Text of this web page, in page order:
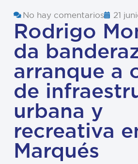
No hay comentarios 21
Rodrigo
da
arranque a
de
urbana y
recreativa
Marqués